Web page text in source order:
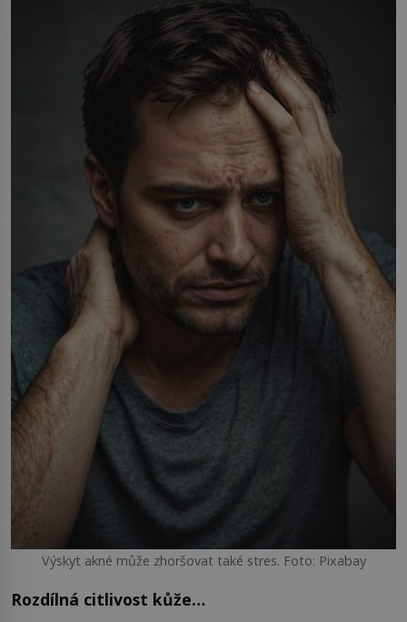
Výskyt akné může zhoršovat také stres. Foto: Pixabay
Rozdílná citlivost kůže…